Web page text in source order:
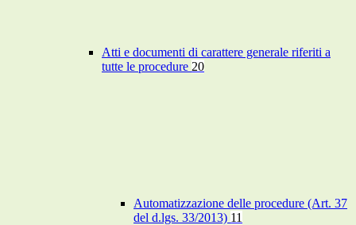
Atti e documenti di carattere generale riferiti a
tutte le procedure 20
Automatizzazione delle procedure (Art. 37
del d.lgs. 33/2013) 11